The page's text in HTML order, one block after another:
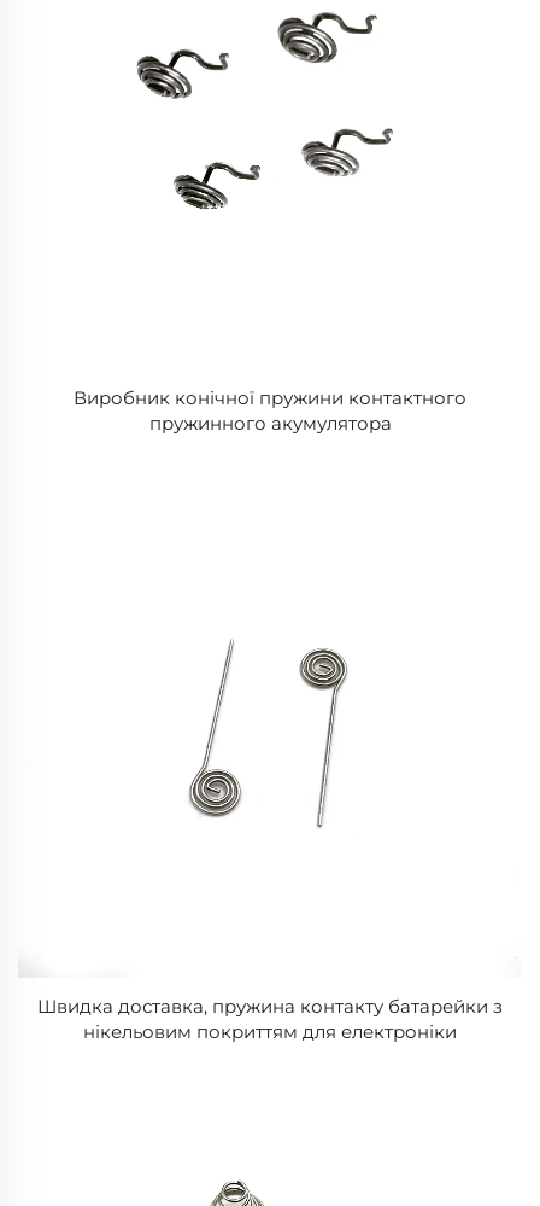
Виробник конічної пружини контактного
пружинного акумулятора
Швидка доставка, пружина контакту батарейки з
нікельовим покриттям для електроніки